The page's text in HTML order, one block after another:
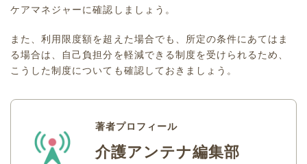
ケアマネジャーに確認しましょう。
また、利用限度額を超えた場合でも、所定の条件にあてはま
る場合は、自己負担分を軽減できる制度を受けられるため、
こうした制度についても確認しておきましょう。
著者プロフィール
介護アンテナ編集部